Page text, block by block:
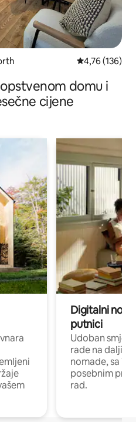
prosječna
4,76 (136)
domu i
cijene
Digitalni
putnici
Udoban
rade na
nomade, sa
posebnim
rad.